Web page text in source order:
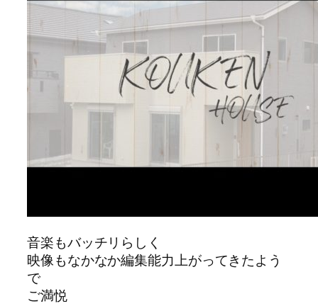
音楽もバッチリらしく
映像もなかなか編集能力上がってきたよう
で
ご満悦